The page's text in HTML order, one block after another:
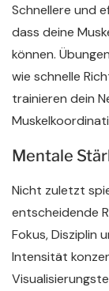
Schnellere und
dass deine
können.
wie schnelle
trainieren dein
Mentale
Nicht zuletzt
entscheidende
Fokus, Disziplin
Intensität